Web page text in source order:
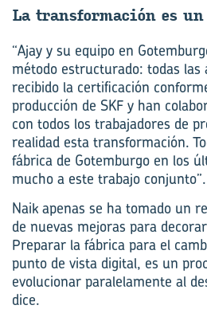
La trans­for­ma­ción es
“Ajay y su equipo en
método estructurado: todas las
recibido la certificación
producción de SKF y han
con todos los trabajadores de
realidad esta transformación.
fábrica de Gotemburgo en los
mucho a este trabajo conjunto”.
Naik apenas se ha tomado un
de nuevas mejoras para
Preparar la fábrica para el
punto de vista digital, es un
evolucionar paralelamente al
dice.